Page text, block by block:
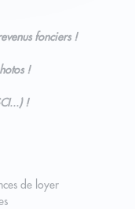
fonciers !
!
!
de loyer